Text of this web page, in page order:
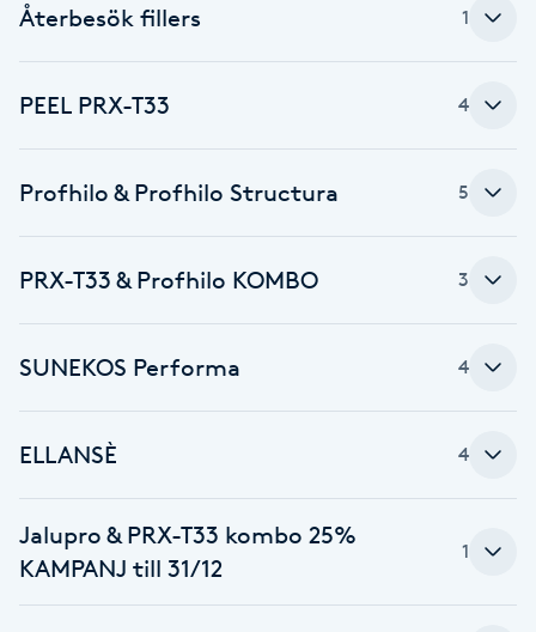
Bröllopsuppsättning
C
Celluliter
Coachning
D
Damklippning
Dermapen
Återbesök fillers 1
PEEL PRX-T33 4
Profhilo & Profhilo Structura 5
PRX-T33 & Profhilo KOMBO 3
SUNEKOS Performa 4
ELLANSÈ 4
Jalupro & PRX-T33 kombo 25%
KAMPANJ till 31/12
1